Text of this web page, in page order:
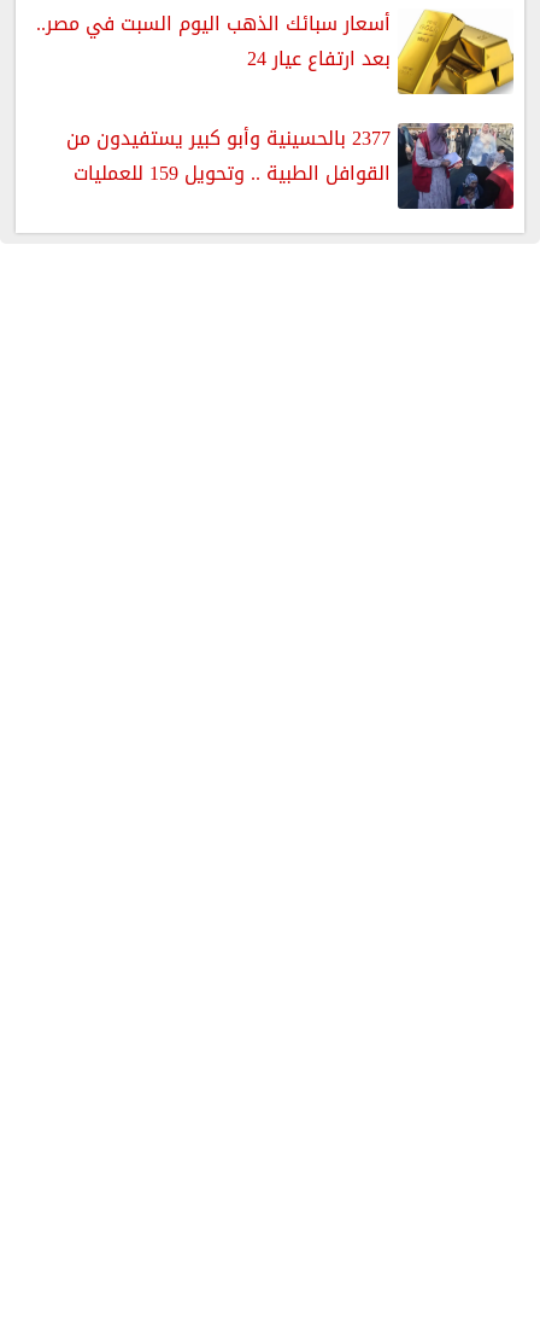
أسعار سبائك الذهب اليوم السبت في مصر..
بعد ارتفاع عيار 24
2377 بالحسينية وأبو كبير يستفيدون من
القوافل الطبية .. وتحويل 159 للعمليات